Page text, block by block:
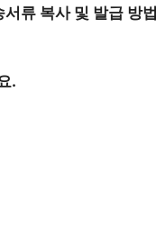
서류 복사 및 발급 방법
.